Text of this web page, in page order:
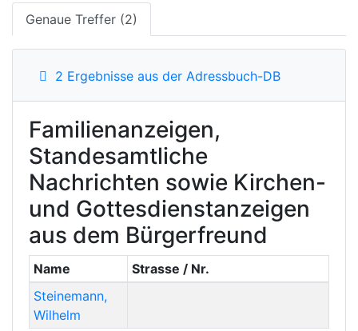
Genaue Treffer (2)
2 Ergebnisse aus der Adressbuch-DB
Familienanzeigen,
Standesamtliche
Nachrichten sowie Kirchen-
und Gottesdienstanzeigen
aus dem Bürgerfreund
Name
Strasse / Nr.
Steinemann,
Wilhelm